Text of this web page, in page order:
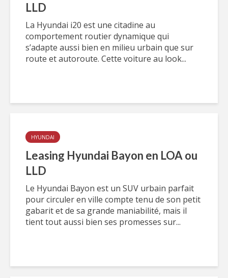
LLD
La Hyundai i20 est une citadine au
comportement routier dynamique qui
s’adapte aussi bien en milieu urbain que sur
route et autoroute. Cette voiture au look...
HYUNDAI
Leasing Hyundai Bayon en LOA ou
LLD
Le Hyundai Bayon est un SUV urbain parfait
pour circuler en ville compte tenu de son petit
gabarit et de sa grande maniabilité, mais il
tient tout aussi bien ses promesses sur...